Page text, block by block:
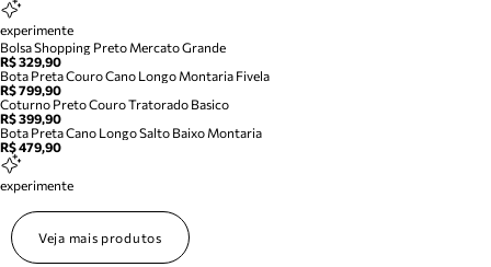
experimente
Bolsa Shopping Preto Mercato Grande
R$ 329,90
Bota Preta Couro Cano Longo Montaria Fivela
R$ 799,90
Coturno Preto Couro Tratorado Basico
R$ 399,90
Bota Preta Cano Longo Salto Baixo Montaria
R$ 479,90
experimente
Veja mais produtos